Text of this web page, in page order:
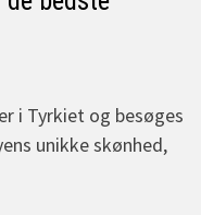
i Tyrkiet og besøges
unikke skønhed,